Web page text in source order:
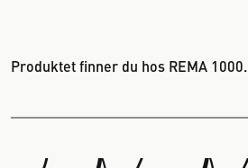
Produktet finner du hos REMA 1000.